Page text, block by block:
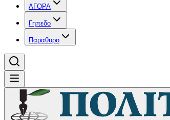
ΑΓΟΡΑ
Γηπεδο
Παραθυρο